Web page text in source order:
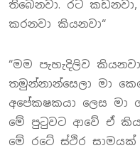
තිබෙනවා. රට කඩනවා,
කරනවා කියනවා“
“මම පැහැදිලිව
තමුන්නාන්සෙලා මා
අපේකෂකයා ලෙස මා
මේ පුටුවට ආවේ ඒ
මේ රටේ ස්ථිර